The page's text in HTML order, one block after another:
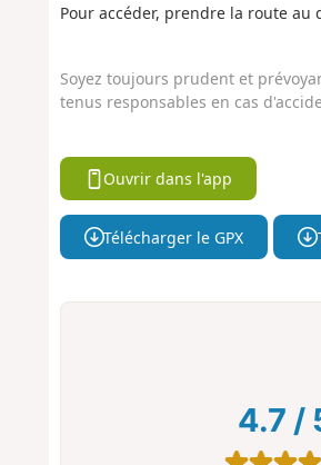
Pour accéder, prendre la route
Soyez toujours prudent et
tenus responsables en cas
Ouvrir dans l'app
Télécharger le GPX
4.7 /